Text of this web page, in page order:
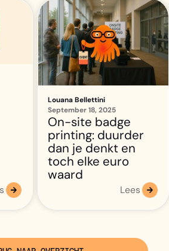
Louana Bellettini
September 18, 2025
On-site badge
printing: duurder
dan je denkt en
toch elke euro
waard
Lees